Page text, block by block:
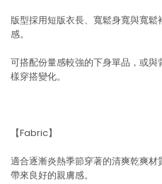
版型採用短版衣長、寬鬆身寬與寬
感。
可搭配份量感較強的下身單品，或
樣穿搭變化。
【Fabric】
適合逐漸炎熱季節穿著的清爽乾爽材
帶來良好的親膚感。